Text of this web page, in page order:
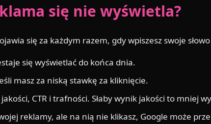
się nie wyświetla?
się za każdym razem, gdy wpiszesz swoje
się wyświetlać do końca dnia.
masz za niską stawkę za kliknięcie.
CTR i trafności. Słaby wynik jakości to mniej
reklamy, ale na nią nie klikasz, Google może